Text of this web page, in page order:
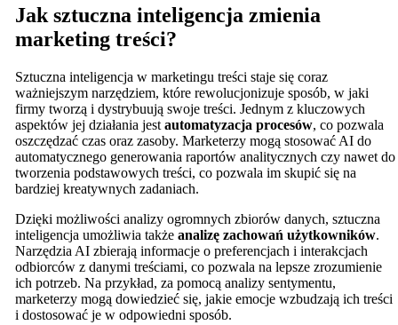
Jak sztuczna inteligencja zmienia
marketing treści?
Sztuczna inteligencja w marketingu treści staje się coraz
ważniejszym narzędziem, które rewolucjonizuje sposób, w jaki
firmy tworzą i dystrybuują swoje treści. Jednym z kluczowych
aspektów jej działania jest automatyzacja procesów, co pozwala
oszczędzać czas oraz zasoby. Marketerzy mogą stosować AI do
automatycznego generowania raportów analitycznych czy nawet do
tworzenia podstawowych treści, co pozwala im skupić się na
bardziej kreatywnych zadaniach.
Dzięki możliwości analizy ogromnych zbiorów danych, sztuczna
inteligencja umożliwia także analizę zachowań użytkowników.
Narzędzia AI zbierają informacje o preferencjach i interakcjach
odbiorców z danymi treściami, co pozwala na lepsze zrozumienie
ich potrzeb. Na przykład, za pomocą analizy sentymentu,
marketerzy mogą dowiedzieć się, jakie emocje wzbudzają ich treści
i dostosować je w odpowiedni sposób.